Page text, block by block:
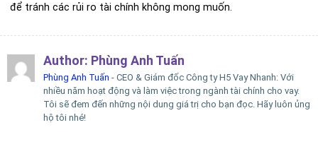
để tránh các rủi ro tài chính không mong muốn.
Author: Phùng Anh Tuấn
Phùng Anh Tuấn - CEO & Giám đốc Công ty H5 Vay Nhanh: Với
nhiều năm hoạt động và làm việc trong ngành tài chính cho vay.
Tôi sẽ đem đến những nội dung giá trị cho bạn đọc. Hãy luôn ủng
hộ tôi nhé!